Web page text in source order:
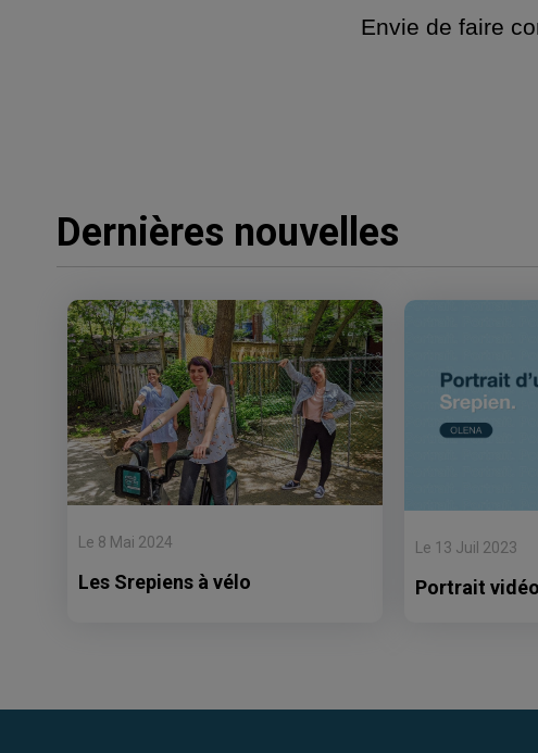
Envie de faire
Dernières nouvelles
Le 8 Mai 2024
Les Srepiens à vélo
Le 13 Juil 2023
Portrait